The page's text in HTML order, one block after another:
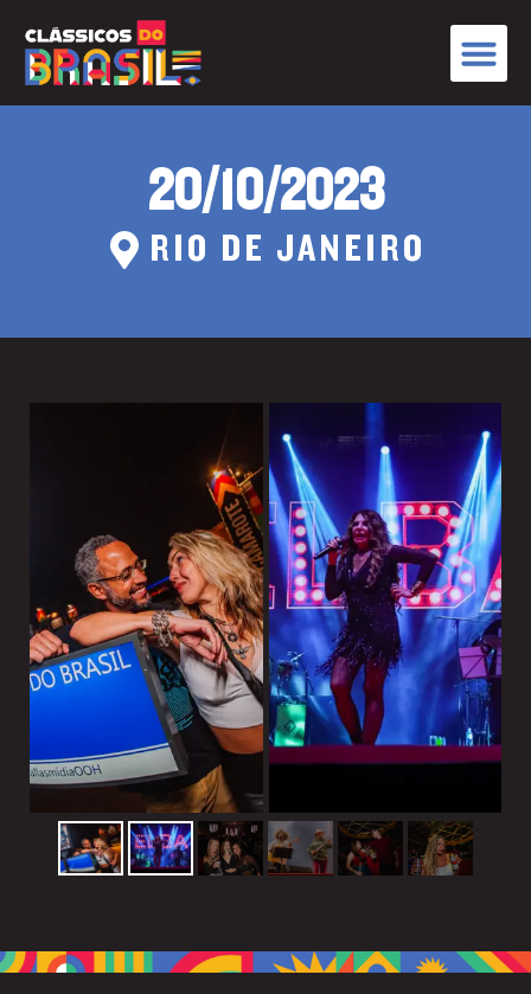
20/10/2023
RIO DE JANEIRO